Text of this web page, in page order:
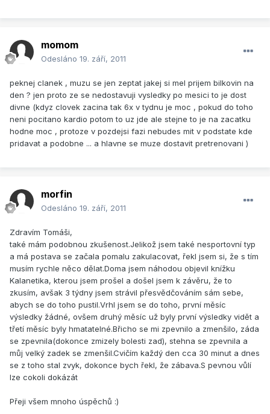
momom
Odesláno 19. září, 2011
peknej clanek , muzu se jen zeptat jakej si mel prijem bilkovin na
den ? jen proto ze se nedostavuji vysledky po mesici to je dost
divne (kdyz clovek zacina tak 6x v tydnu je moc , pokud do toho
neni pocitano kardio potom to uz jde ale stejne to je na zacatku
hodne moc , protoze v pozdejsi fazi nebudes mit v podstate kde
pridavat a podobne ... a hlavne se muze dostavit pretrenovani )
morfin
Odesláno 19. září, 2011
Zdravím Tomáši,
také mám podobnou zkušenost.Jelikož jsem také nesportovní typ
a má postava se začala pomalu zakulacovat, řekl jsem si, že s tím
musím rychle něco dělat.Doma jsem náhodou objevil knížku
Kalanetika, kterou jsem prošel a došel jsem k závěru, že to
zkusím, avšak 3 týdny jsem strávil přesvědčováním sám sebe,
abych se do toho pustil.Vrhl jsem se do toho, první měsíc
výsledky žádné, ovšem druhý měsíc už byly první výsledky vidět a
třetí měsíc byly hmatatelné.Břicho se mi zpevnilo a zmenšilo, záda
se zpevnila(dokonce zmizely bolesti zad), stehna se zpevnila a
můj velký zadek se zmenšil.Cvičím každý den cca 30 minut a dnes
se z toho stal zvyk, dokonce bych řekl, že zábava.S pevnou vůlí
lze cokoli dokázát
Přeji všem mnoho úspěchů :)